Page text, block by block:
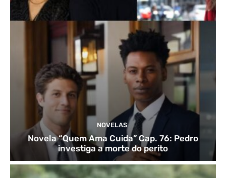
NOVELAS
Novela “Quem Ama Cuida” Cap. 76: Pedro
investiga a morte do perito